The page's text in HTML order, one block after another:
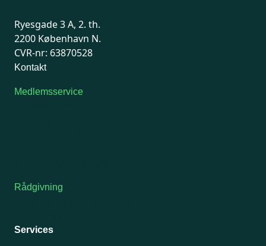
Ryesgade 3 A, 2. th.
2200 København N.
CVR-nr: 63870528
Kontakt
Medlemsservice
Rådgivning
Services